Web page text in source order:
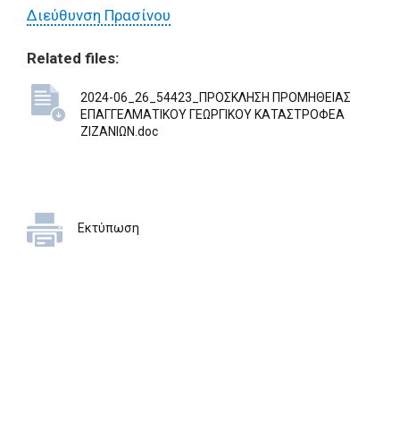
Διεύθυνση Πρασίνου
Related files:
2024-06_26_54423_ΠΡΟΣΚΛΗΣΗ ΠΡΟΜΗΘΕΙΑΣ
ΕΠΑΓΓΕΛΜΑΤΙΚΟΥ ΓΕΩΡΓΙΚΟΥ ΚΑΤΑΣΤΡΟΦΕΑ
ΖΙΖΑΝΙΩΝ.doc
Εκτύπωση